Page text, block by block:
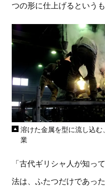
つの形に仕上げるというも
溶けた金属を型に流し込
業
「古代ギリシャ人が知っ
法は、ふたつだけであっ